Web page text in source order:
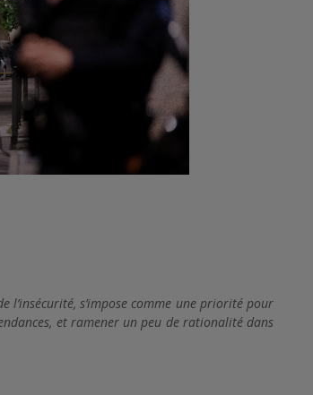
s’impose comme une priorité pour
et ramener un peu de rationalité dans